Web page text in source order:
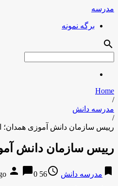
مدرسه
برگه نمونه
search
Home
/
مدرسه دانش
/
رییس سازمان دانش آموزی همدان؛
رییس سازمان دانش
bookmark مدرسه دانش access_time
56 years ago
person chat_bubble0